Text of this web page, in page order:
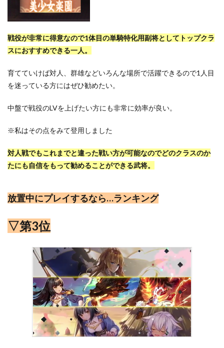
戦役が非常に得意なので1体目の単騎特化用副将としてトップクラ
スにおすすめできる一人。
育てていけば対人、群雄などいろんな場所で活躍できるので1人目
を迷っている方にはぜひ勧めたい。
中盤で戦役のLVを上げたい方にも非常に効率が良い。
※私はその点をみて登用しました
対人戦でもこれまでと違った戦い方が可能なのでどのクラスのか
たにも自信をもって勧めることができる武将。
放置中にプレイするなら…ランキング
▽第3位